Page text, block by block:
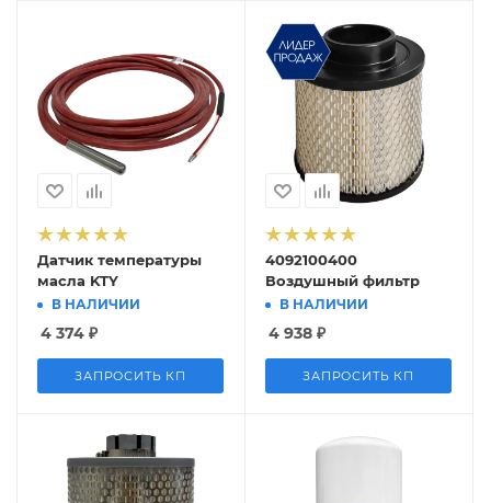
Датчик температуры
масла KTY
В НАЛИЧИИ
4 374 ₽
ЗАПРОСИТЬ КП
4092100400
Воздушный фильтр
В НАЛИЧИИ
4 938 ₽
ЗАПРОСИТЬ КП